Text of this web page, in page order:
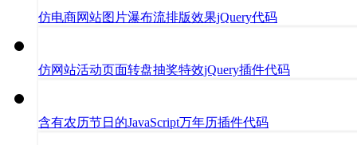
仿电商网站图片瀑布流排版效果jQuery代码
仿网站活动页面转盘抽奖特效jQuery插件代码
含有农历节日的JavaScript万年历插件代码